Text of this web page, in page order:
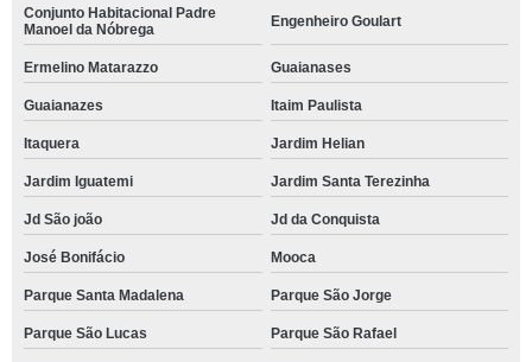
Conjunto Habitacional Padre
Manoel da Nóbrega
Engenheiro Goulart
Ermelino Matarazzo Guaianases
Guaianazes Itaim Paulista
Itaquera Jardim Helian
Jardim Iguatemi Jardim Santa Terezinha
Jd São joão Jd da Conquista
José Bonifácio Mooca
Parque Santa Madalena Parque São Jorge
Parque São Lucas Parque São Rafael